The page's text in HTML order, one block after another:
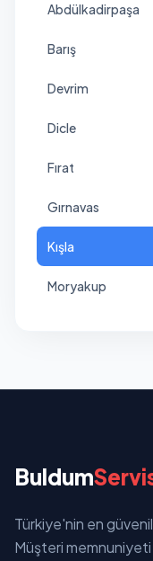
Abdülkadirpaşa
Barış
Devrim
Dicle
Fırat
Gırnavas
Kışla
Moryakup
Zeynelabidin
Buldum
Türkiye'nin en
Müşteri